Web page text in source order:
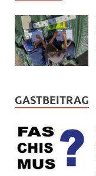
GASTBEITRAG